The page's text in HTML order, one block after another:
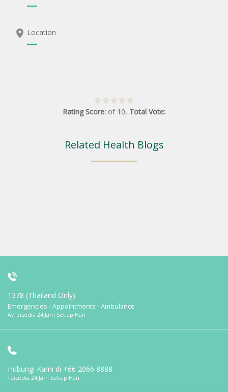
Location
Rating Score: of 10, Total Vote:
Related Health Blogs
1378 (Thailand Only)
Emergencies - Appointments - Ambulance
AvTersedia 24 Jam Setiap Hari
Hubungi Kami di +66 2066 8888
Tersedia 24 Jam Setiap Hari